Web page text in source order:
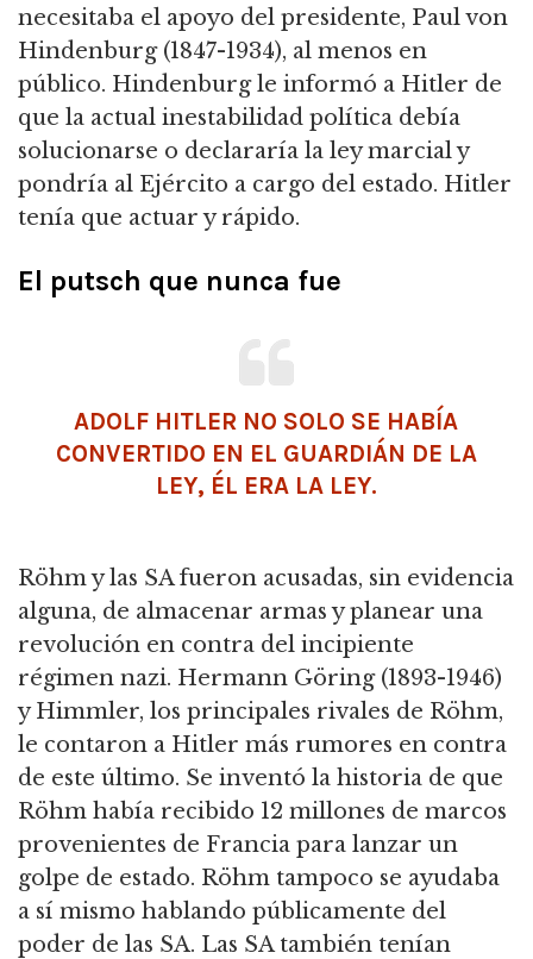
necesitaba el apoyo del presidente, Paul von
Hindenburg (1847-1934), al menos en
público. Hindenburg le informó a Hitler de
que la actual inestabilidad política debía
solucionarse o declararía la ley marcial y
pondría al Ejército a cargo del estado. Hitler
tenía que actuar y rápido.
El putsch que nunca fue
ADOLF HITLER NO SOLO SE HABÍA
CONVERTIDO EN EL GUARDIÁN DE LA
LEY, ÉL ERA LA LEY.
Röhm y las SA fueron acusadas, sin evidencia
alguna, de almacenar armas y planear una
revolución en contra del incipiente
régimen nazi. Hermann Göring (1893-1946)
y Himmler, los principales rivales de Röhm,
le contaron a Hitler más rumores en contra
de este último. Se inventó la historia de que
Röhm había recibido 12 millones de marcos
provenientes de Francia para lanzar un
golpe de estado. Röhm tampoco se ayudaba
a sí mismo hablando públicamente del
poder de las SA. Las SA también tenían